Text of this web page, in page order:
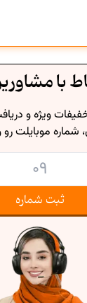
با
ویژه و
شماره موبایلت
ثبت شماره